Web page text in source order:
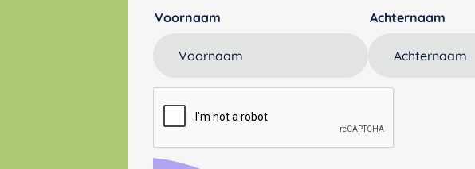
Voornaam Achternaam